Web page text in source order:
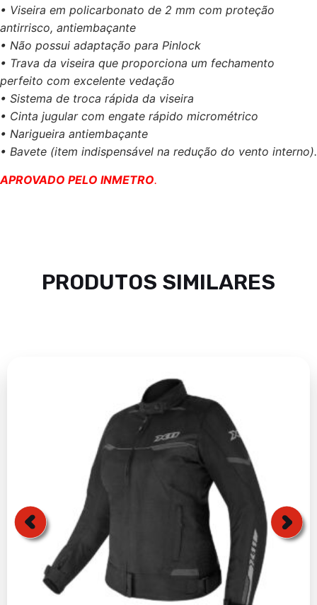
• Viseira em policarbonato de 2 mm com proteção
antirrisco, antiembaçante
• Não possui adaptação para Pinlock
• Trava da viseira que proporciona um fechamento
perfeito com excelente vedação
• Sistema de troca rápida da viseira
• Cinta jugular com engate rápido micrométrico
• Narigueira antiembaçante
• Bavete (item indispensável na redução do vento interno).
APROVADO PELO INMETRO.
PRODUTOS SIMILARES